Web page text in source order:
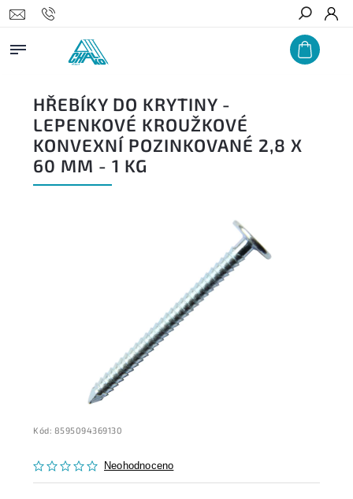
Hledat
HŘEBÍKY DO KRYTINY -
LEPENKOVÉ KROUŽKOVÉ
KONVEXNÍ POZINKOVANÉ 2,8 X
60 MM - 1 KG
Kód: 8595094369130
Neohodnoceno